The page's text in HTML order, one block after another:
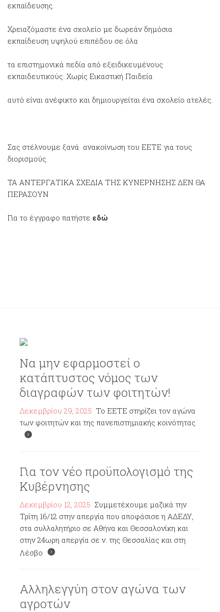
εκπαίδευσης.
Χρειαζόμαστε ένα σχολείο με δωρεάν δημόσια
εκπαίδευση υψηλού επιπέδου σε όλα
τα επιστημονικά πεδία από εξειδικευμένους
εκπαιδευτικούς. Χωρίς Εικαστική Παιδεία
αυτό είναι ανέφικτο και δημιουργείται ένα σχολείο ατελές.
Σας στέλνουμε ξανά ανακοίνωση του ΕΕΤΕ για τους
διορισμούς.
ΤΑ ΑΝΤΕΡΓΑΤΙΚΑ ΣΧΕΔΙΑ ΤΗΣ ΚΥΝΕΡΝΗΣΗΣ ΔΕΝ ΘΑ
ΠΕΡΑΣΟΥΝ
Για το έγγραφο πατήστε εδώ
Να μην εφαρμοστεί ο
κατάπτυστος νόμος των
διαγραφών των φοιτητών!
Δεκεμβρίου 29, 2025 Το ΕΕΤΕ στηρίζει τον αγώνα
των φοιτητών και της πανεπιστημιακής κοινότητας
Για τον νέο προϋπολογισμό της
Κυβέρνησης
Δεκεμβρίου 12, 2025 Συμμετέχουμε μαζικά την
Τρίτη 16/12 στην απεργία που αποφάσισε η ΑΔΕΔΥ,
στα συλλαλητήριο σε Αθήνα και Θεσσαλονίκη και
στην 24ωρη απεργία σε ν. της Θεσσαλίας και στη
Λέσβο
Αλληλεγγύη στον αγώνα των
αγροτών